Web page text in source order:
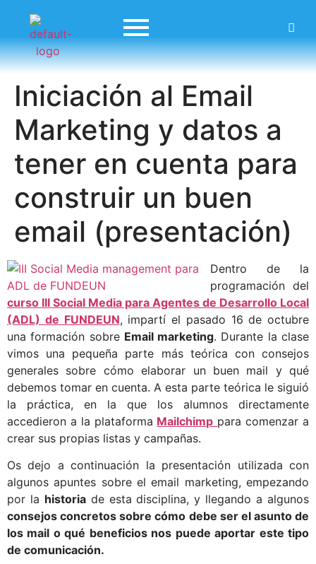
Iniciación al Email
Marketing y datos a
tener en cuenta para
construir un buen
email (presentación)
Dentro de la
programación del
curso III Social Media para Agentes de Desarrollo Local
(ADL) de FUNDEUN, impartí el pasado 16 de octubre
una formación sobre Email marketing. Durante la clase
vimos una pequeña parte más teórica con consejos
generales sobre cómo elaborar un buen mail y qué
debemos tomar en cuenta. A esta parte teórica le siguió
la práctica, en la que los alumnos directamente
accedieron a la plataforma Mailchimp para comenzar a
crear sus propias listas y campañas.
Os dejo a continuación la presentación utilizada con
algunos apuntes sobre el email marketing, empezando
por la historiade esta disciplina, y llegando a algunos
consejos concretos sobre cómo debe ser el asunto de
los mail o qué beneficios nos puede aportar este tipo
de comunicación.